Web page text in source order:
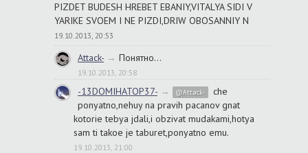
PIZDET BUDESH HREBET EBANIY,VITALYA SIDI V
YARIKE SVOEM I NE PIZDI,DRIW OBOSANNIY N
19.10.2013, 20:53
Attack- → Понятно...
19.10.2013, 20:58
-13DOMIHATOP37- → @Attack-
che
ponyatno,nehuy na pravih pacanov gnat
kotorie tebya jdali,i obzivat mudakami,hotya
sam ti takoe je taburet,ponyatno emu.
19.10.2013, 21:00